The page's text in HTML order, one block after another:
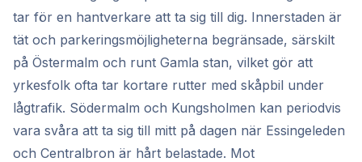
tar för en hantverkare att ta sig till dig. Innerstaden är
tät och parkeringsmöjligheterna begränsade, särskilt
på Östermalm och runt Gamla stan, vilket gör att
yrkesfolk ofta tar kortare rutter med skåpbil under
lågtrafik. Södermalm och Kungsholmen kan periodvis
vara svåra att ta sig till mitt på dagen när Essingeleden
och Centralbron är hårt belastade. Mot